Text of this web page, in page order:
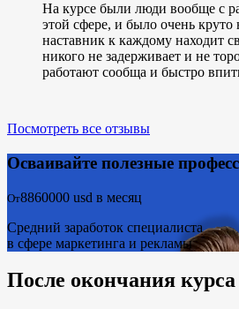
На курсе были люди вообще с
этой сфере, и было очень круто
наставник к каждому находит
никого не задерживает и не
работают сообща и быстро
Посмотреть все отзывы
Осваивайте полезные
От8860000 usd в месяц
Средний заработок специалиста
в сфере маркетинга и рекламы
После окончания